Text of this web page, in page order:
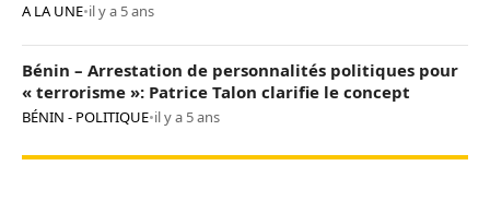
A LA UNE•il y a 5 ans
Bénin – Arrestation de personnalités politiques pour
« terrorisme »: Patrice Talon clarifie le concept
BÉNIN - POLITIQUE•il y a 5 ans